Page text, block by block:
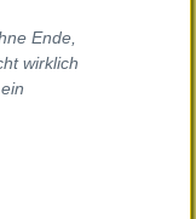
Ende,
wirklich